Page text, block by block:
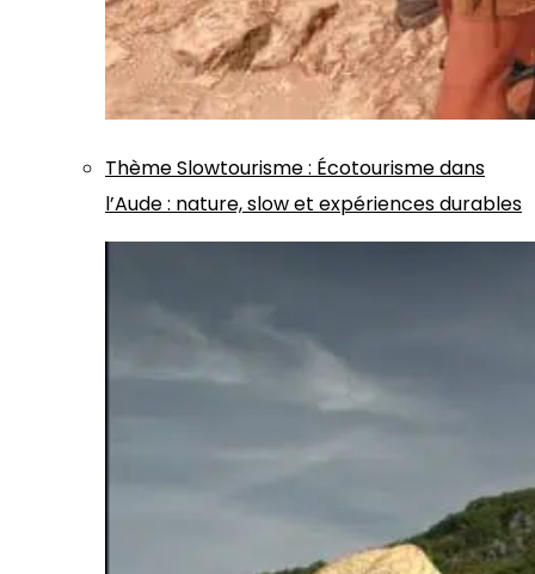
ThèmeSlowtourisme: Écotourisme dans
l’Aude : nature, slow et expériences durables